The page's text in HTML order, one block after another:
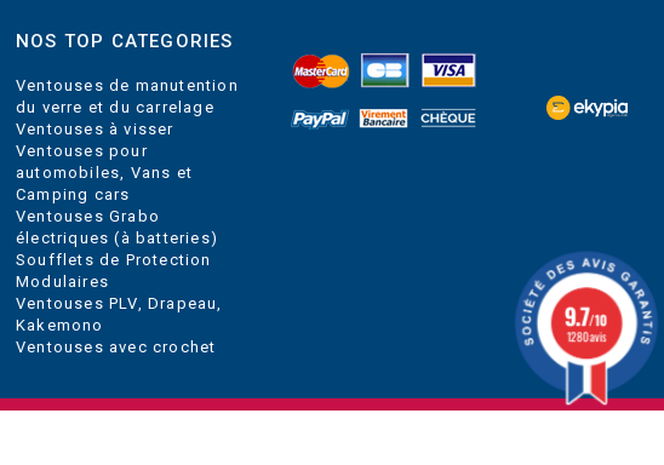
NOS TOP CATEGORIES
Ventouses de manutention
du verre et du carrelage
Ventouses à visser
Ventouses pour
automobiles, Vans et
Camping cars
Ventouses Grabo
électriques (à batteries)
Soufflets de Protection
Modulaires
Ventouses PLV, Drapeau,
Kakemono
Ventouses avec crochet
9.7/10
1280 avis